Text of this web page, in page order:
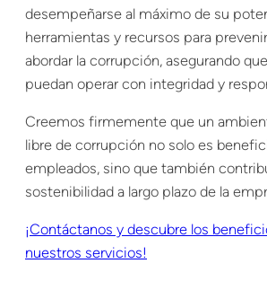
desempeñarse al máximo de su
herramientas y recursos para
abordar la corrupción, asegurando
puedan operar con integridad y
Creemos firmemente que un
libre de corrupción no solo es
empleados, sino que también
sostenibilidad a largo plazo de la
¡Contáctanos y descubre los
nuestros servicios!